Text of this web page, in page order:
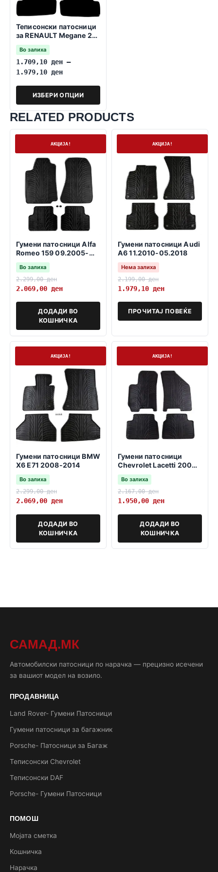
Теписонски патосници
за RENAULT Megane 2
2003-2008
Во залиха
1.709,10 ден –
1.979,10 ден
ИЗБЕРИ ОПЦИИ
RELATED PRODUCTS
АКЦИЈА!
Гумени патосници Alfa
Romeo 159 09.2005-
11.2011
Во залиха
2.299,00ден
2.069,00 ден
ДОДАДИ ВО
КОШНИЧКА
Нема залихаАКЦИЈА!
Гумени патосници Audi
A6 11.2010-05.2018
Нема залиха
2.199,00ден
1.979,10 ден
ПРОЧИТАЈ ПОВЕЌЕ
АКЦИЈА!
Гумени патосници BMW
X6 E71 2008-2014
Во залиха
2.299,00ден
2.069,00 ден
ДОДАДИ ВО
КОШНИЧКА
АКЦИЈА!
Гумени патосници
Chevrolet Lacetti 2004-
2010
Во залиха
2.167,00ден
1.950,00 ден
ДОДАДИ ВО
КОШНИЧКА
САМАД.МК
Автомобилски патосници по нарачка — прецизно исечени
за вашиот модел на возило.
ПРОДАВНИЦА
Land Rover- Гумени Патосници
Гумени патосници за багажник
Porsche- Патосници за Багаж
Теписонски Chevrolet
Теписонски DAF
Porsche- Гумени Патосници
ПОМОШ
Мојата сметка
Кошничка
Нарачка